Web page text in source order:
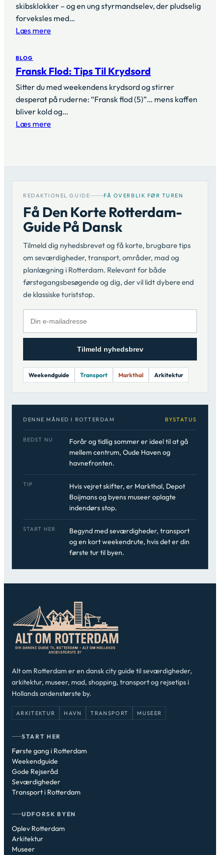
skibsklokker – og en ung styrmandselev, der pludselig
forveksles med…
Læs mere
BLOG
Fransk Flod: Tips Til Krydsord
Sitter du med weekendens krydsord og stirrer
desperat på ruderne: “Fransk flod (5)”… mens kaffen
bliver kold og…
Læs mere
REDAKTIONEL GUIDE FÅ OVERBLIK FØR TUREN
Få Den Korte Rotterdam-
Guide På Dansk
Tilmeld dig nyhedsbrevet og få korte, brugbare tips
om seværdigheder, transport, områder, mad og
planlægning i Rotterdam. Relevant for både
førstegangsbesøgende og dig, der vil lidt dybere end
de klassiske turiststop.
Tilmeld nyhedsbrev
Weekendguide Transport Markthal Arkitektur
DENNE MÅNED I ROTTERDAM BYSTATUS
BEDST NU
Forår og tidlig sommer er ideel til at gå
mellem centrum, Oude Haven og
havnefronten.
TIP
Hvis vejret skifter, er Markthal, Depot
Boijmans og byens museer oplagte
indendørs stop.
START HER
Begynd med seværdigheder, transport
og en kort weekendrute, hvis det er din
første tur til byen.
Alt om Rotterdam er en dansk city guide til seværdigheder,
arkitektur, museer, mad, shopping, transport og rejsetips i
Hollands andenstørste by.
ARKITEKTUR HAVN TRANSPORT MUSEER
START HER
Første gang i Rotterdam
Weekendguide
Gode Rejseråd
Seværdigheder
Transport i Rotterdam
UDFORSK BYEN
Oplev Rotterdam
Arkitektur
Museer